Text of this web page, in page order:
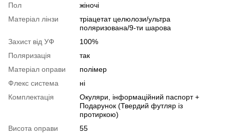
Пол
жіночі
Матеріал лінзи
тріацетат целюлози/ультра
поляризована/9-ти шарова
Захист від УФ
100%
Поляризація
так
Матеріал оправи
полімер
Флекс система
ні
Комплектація
Окуляри, інформаційний паспорт +
Подарунок (Твердий футляр із
протиркою)
Висота оправи
55